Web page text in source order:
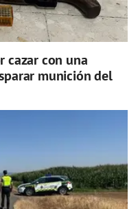
cazar con una
munición del